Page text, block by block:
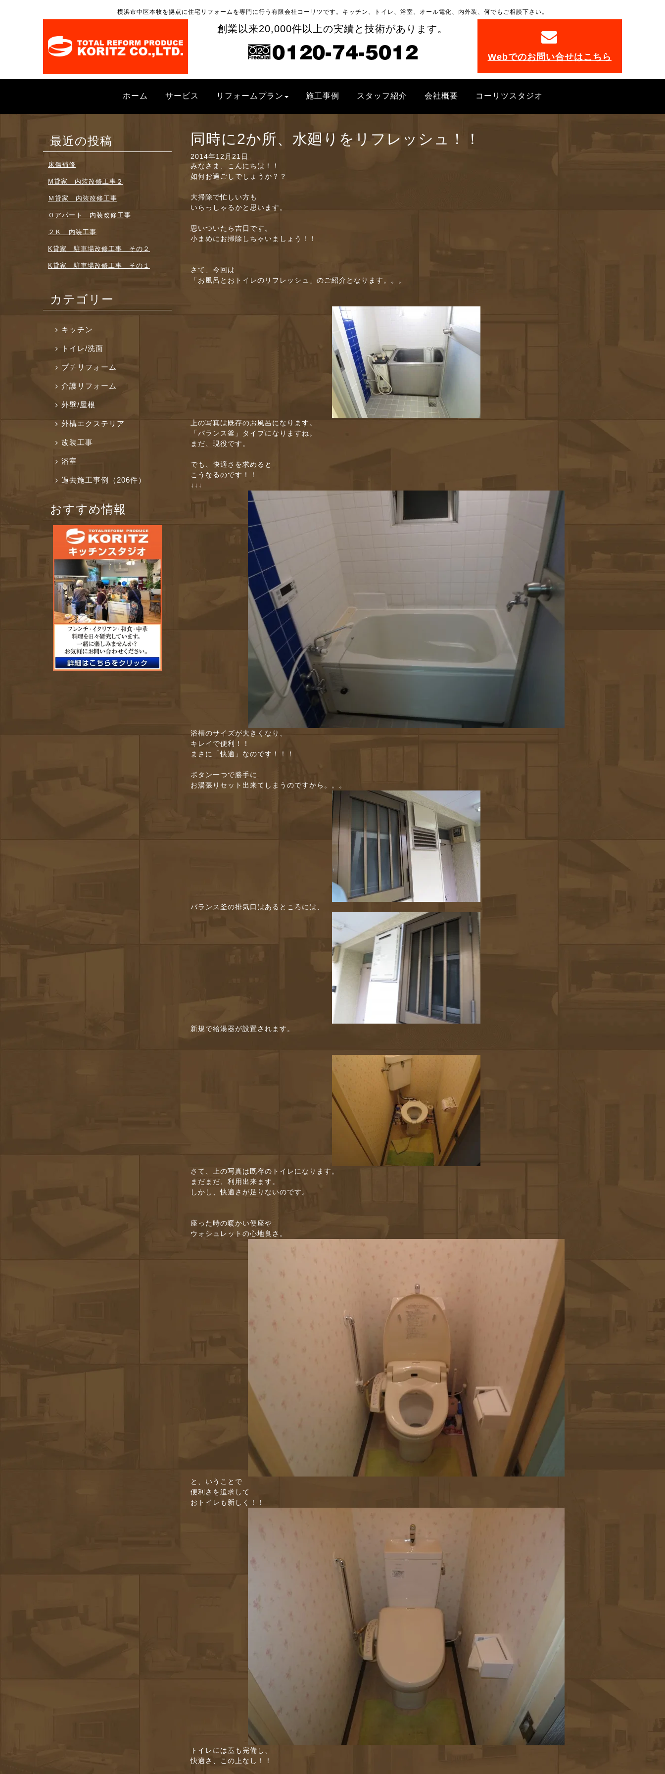
横浜市中区本牧を拠点に住宅リフォームを専門に行う有限会社コーリツです。キッチン、トイレ、浴室、オール電化、内外装、何でもご相談下さい。
創業以来20,000件以上の実績と技術があります。
Webでのお問い合せはこちら
ホーム サービス リフォームプラン 施工事例 スタッフ紹介 会社概要 コーリツスタジオ
同時に2か所、水廻りをリフレッシュ！！
2014年12月21日
みなさま、こんにちは！！
如何お過ごしでしょうか？？
大掃除で忙しい方も
いらっしゃるかと思います。
思いついたら吉日です。
小まめにお掃除しちゃいましょう！！
さて、今回は
「お風呂とおトイレのリフレッシュ」のご紹介となります。。。
上の写真は既存のお風呂になります。
「バランス釜」タイプになりますね。
まだ、現役です。
でも、快適さを求めると
こうなるのです！！
↓↓↓
浴槽のサイズが大きくなり、
キレイで便利！！
まさに「快適」なのです！！！
ボタン一つで勝手に
お湯張りセット出来てしまうのですから。。。
バランス釜の排気口はあるところには、
新規で給湯器が設置されます。
さて、上の写真は既存のトイレになります。
まだまだ、利用出来ます。
しかし、快適さが足りないのです。
座った時の暖かい便座や
ウォシュレットの心地良さ。
と、いうことで
便利さを追求して
おトイレも新しく！！
トイレには蓋も完備し、
快適さ、この上なし！！
最近の投稿
床傷補修
M貸家 内装改修工事２
Ｍ貸家 内装改修工事
Ｏアパート 内装改修工事
２Ｋ 内装工事
K貸家 駐車場改修工事 その２
K貸家 駐車場改修工事 その１
カテゴリー
キッチン
トイレ/洗面
プチリフォーム
介護リフォーム
外壁/屋根
外構エクステリア
改装工事
浴室
過去施工事例（206件）
おすすめ情報